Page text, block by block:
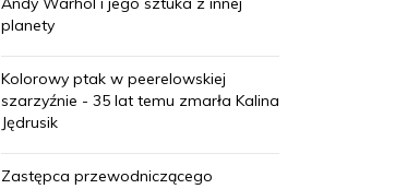
planety
Kolorowy ptak w peerelowskiej
szarzyźnie - 35 lat temu zmarła Kalina
Jędrusik
Zastępca przewodniczącego